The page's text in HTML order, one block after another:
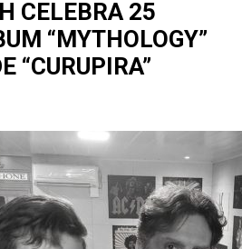
CELEBRA 25
“MYTHOLOGY”
“CURUPIRA”